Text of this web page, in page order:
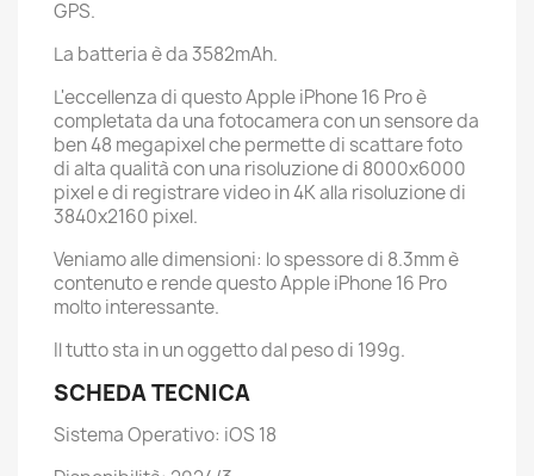
GPS.
La batteria è da 3582mAh.
L'eccellenza di questo Apple iPhone 16 Pro è
completata da una fotocamera con un sensore da
ben 48 megapixel che permette di scattare foto
di alta qualità con una risoluzione di 8000x6000
pixel e di registrare video in 4K alla risoluzione di
3840x2160 pixel.
Veniamo alle dimensioni: lo spessore di 8.3mm è
contenuto e rende questo Apple iPhone 16 Pro
molto interessante.
Il tutto sta in un oggetto dal peso di 199g.
SCHEDA TECNICA
Sistema Operativo: iOS 18